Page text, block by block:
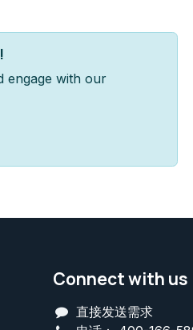
engage with our
Connect with us
直接发送需求